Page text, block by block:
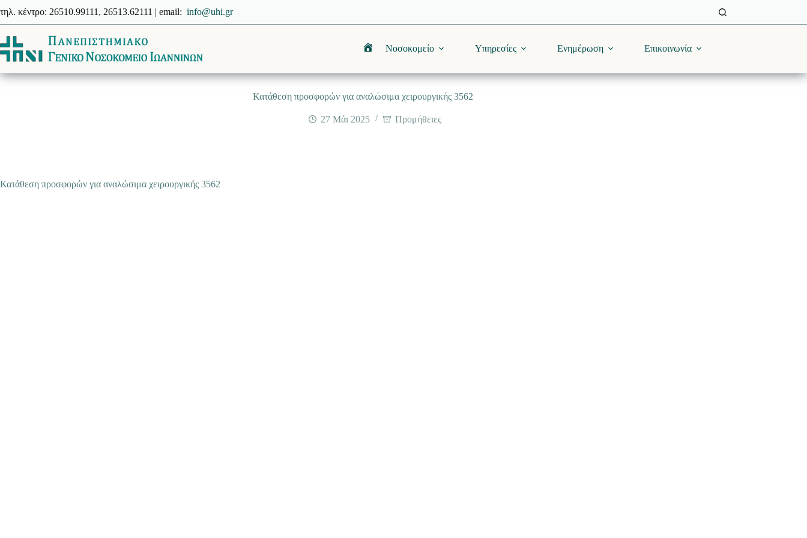
στο
περιεχόμενο
τηλ. κέντρο: 26510.99111, 26513.62111 | email: info@uhi.gr
ΑρχικήΝοσοκομείο Υπηρεσίες Ενημέρωση Επικοινωνία
Κατάθεση προσφορών για αναλώσιμα χειρουργικής 3562
27 Μάι 2025 Προμήθειες
Κατάθεση προσφορών για αναλώσιμα χειρουργικής 3562